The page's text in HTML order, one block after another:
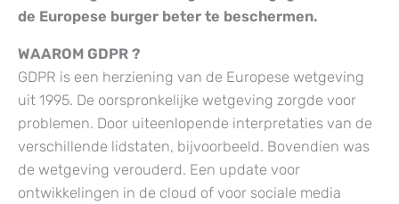
de Europese burger beter te beschermen.
WAAROM GDPR ?
GDPR is een herziening van de Europese wetgeving
uit 1995. De oorspronkelijke wetgeving zorgde voor
problemen. Door uiteenlopende interpretaties van de
verschillende lidstaten, bijvoorbeeld. Bovendien was
de wetgeving verouderd. Een update voor
ontwikkelingen in de cloud of voor sociale media